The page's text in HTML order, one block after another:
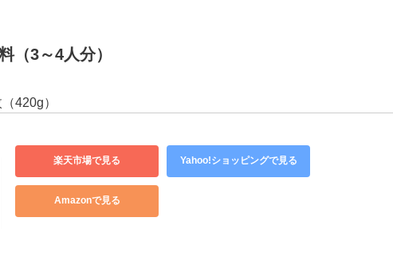
（3～4人分）
420g）
楽天市場で見る Yahoo!ショッピングで見る
Amazonで見る